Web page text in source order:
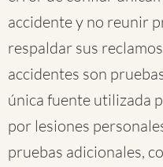
accidente y no reunir
respaldar sus
accidentes son
única fuente utilizada
por lesiones
pruebas adicionales,